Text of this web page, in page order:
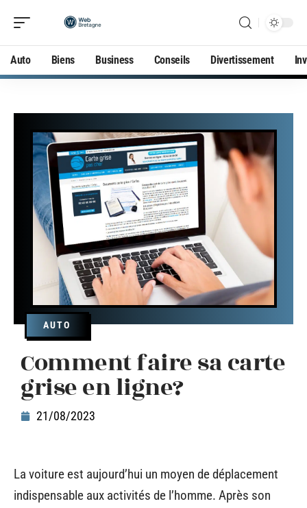
Auto Biens Business Conseils Divertissement
AUTO
Comment faire sa carte
grise en ligne?
21/08/2023
La voiture est aujourd’hui un moyen de déplacement
indispensable aux activités de l’homme. Après son